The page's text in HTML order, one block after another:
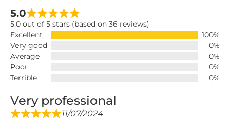
5.0
5.0 out of 5 stars (based on 36 reviews)
Excellent
100%
Very good
0%
Average
0%
Poor
0%
Terrible
0%
Very professional
11/07/2024